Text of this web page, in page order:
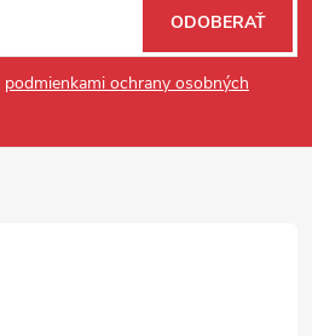
podmienkami ochrany osobných
ODOBERAŤ